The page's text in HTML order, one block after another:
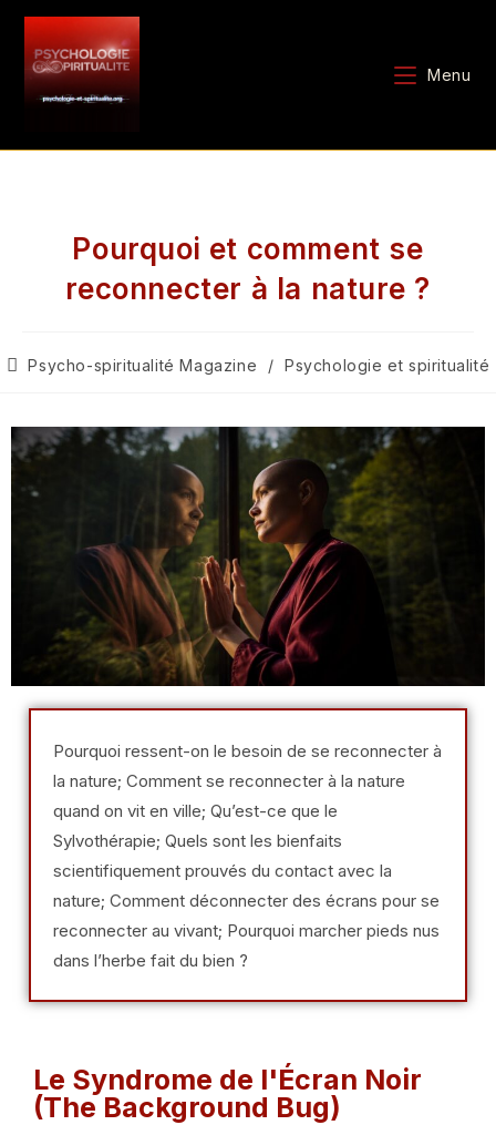
Menu
Pourquoi et comment se
reconnecter à la nature ?
Psycho-spiritualité Magazine / Psychologie et spiritualité
Pourquoi ressent-on le besoin de se reconnecter à
la nature; Comment se reconnecter à la nature
quand on vit en ville; Qu’est-ce que le
Sylvothérapie; Quels sont les bienfaits
scientifiquement prouvés du contact avec la
nature; Comment déconnecter des écrans pour se
reconnecter au vivant; Pourquoi marcher pieds nus
dans l’herbe fait du bien ?
Le Syndrome de l'Écran Noir
(The Background Bug)